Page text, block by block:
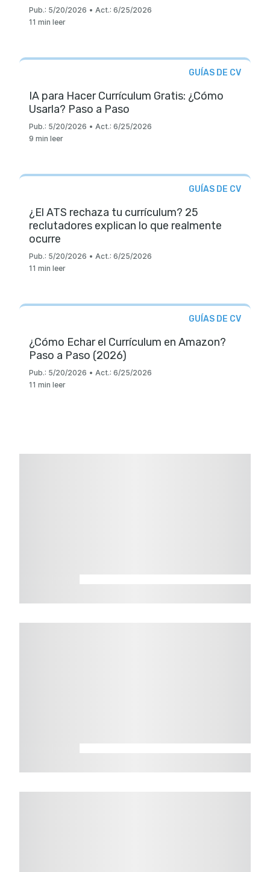
Pub.: 5/20/2026 • Act.: 6/25/2026
11 min leer
GUÍAS DE CV
IA para Hacer Currículum Gratis: ¿Cómo
Usarla? Paso a Paso
Pub.: 5/20/2026 • Act.: 6/25/2026
9 min leer
GUÍAS DE CV
¿El ATS rechaza tu currículum? 25
reclutadores explican lo que realmente
ocurre
Pub.: 5/20/2026 • Act.: 6/25/2026
11 min leer
GUÍAS DE CV
¿Cómo Echar el Currículum en Amazon?
Paso a Paso (2026)
Pub.: 5/20/2026 • Act.: 6/25/2026
11 min leer